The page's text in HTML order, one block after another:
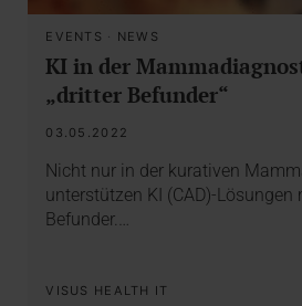
EVENTS · NEWS
KI in der
„dritter Befunder“
03.05.2022
Nicht nur in der kurativen
unterstützen KI (CAD)-
Befunder.…
VISUS HEALTH IT